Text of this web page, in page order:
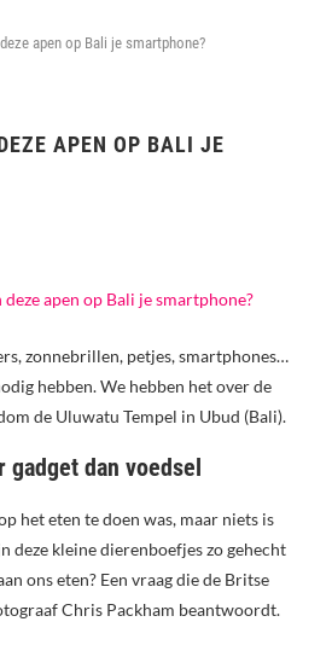
apen op Bali je smartphone?
APEN OP BALI JE
zonnebrillen, petjes, smartphones…
hebben. We hebben het over de
de Uluwatu Tempel in Ubud (Bali).
gadget dan voedsel
het eten te doen was, maar niets is
deze kleine dierenboefjes zo gehecht
ons eten? Een vraag die de Britse
Chris Packham beantwoordt.